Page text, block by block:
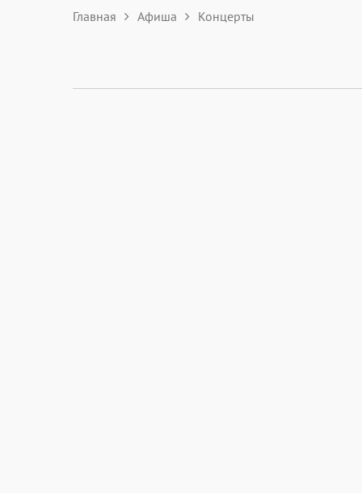
Главная Афиша Концерты